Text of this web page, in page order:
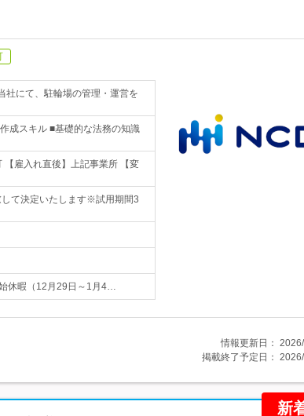
社にて、駐輪場の管理・運営を
成スキル ■基礎的な法務の知識
雇入れ直後】上記事業所 【変
て決定いたします※試用期間3
休暇（12月29日～1月4…
情報更新日：
掲載終了予定日：
新